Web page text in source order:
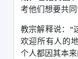
考他们想要共同
教宗解释说： “
欢迎所有人的
个人都因其本来